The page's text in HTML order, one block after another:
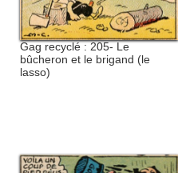
Gag recyclé : 205- Le
bûcheron et le brigand (le
lasso)